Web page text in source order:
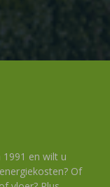
en wilt u
Of